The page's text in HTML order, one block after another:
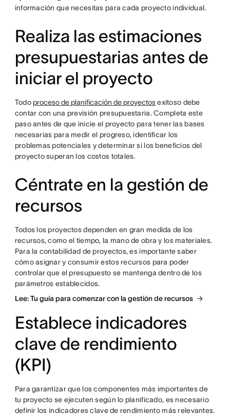
información que necesitas para cada proyecto individual.
Realiza las estimaciones
presupuestarias antes de
iniciar el proyecto
Todo proceso de planificación de proyectosexitoso debe
contar con una previsión presupuestaria. Completa este
paso antes de que inicie el proyecto para tener las bases
necesarias para medir el progreso, identificar los
problemas potenciales y determinar si los beneficios del
proyecto superan los costos totales.
Céntrate en la gestión de
recursos
Todos los proyectos dependen en gran medida de los
recursos, como el tiempo, la mano de obra y los materiales.
Para la contabilidad de proyectos, es importante saber
cómo asignar y consumir estos recursos para poder
controlar que el presupuesto se mantenga dentro de los
parámetros establecidos.
Lee: Tu guía para comenzar con la gestión de recursos
Establece indicadores
clave de rendimiento
(KPI)
Para garantizar que los componentes más importantes de
tu proyecto se ejecuten según lo planificado, es necesario
definir los indicadores clave de rendimiento más relevantes.